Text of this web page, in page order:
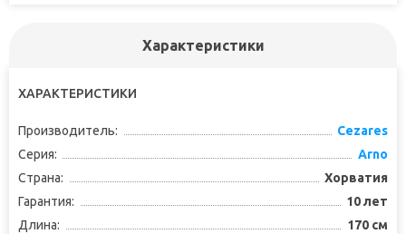
Характеристики
ХАРАКТЕРИСТИКИ
Производитель:
Cezares
Серия:
Arno
Страна:
Хорватия
Гарантия:
10 лет
Длина:
170 см